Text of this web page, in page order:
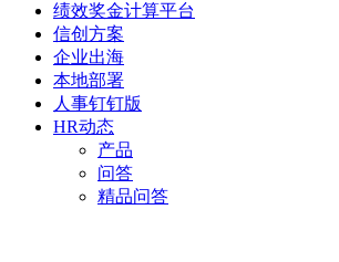
绩效奖金计算平台
信创方案
企业出海
本地部署
人事钉钉版
HR动态
产品
问答
精品问答